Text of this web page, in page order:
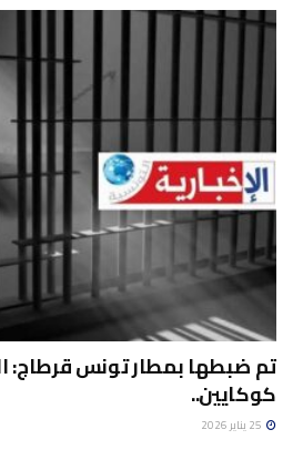
تم ضبطها بمطار تونس قرطاج:
كوكايين..